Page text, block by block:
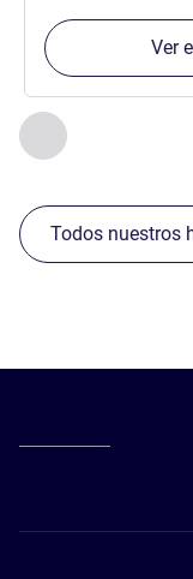
Anterior -
Página ,
Ver
Todos nuestros